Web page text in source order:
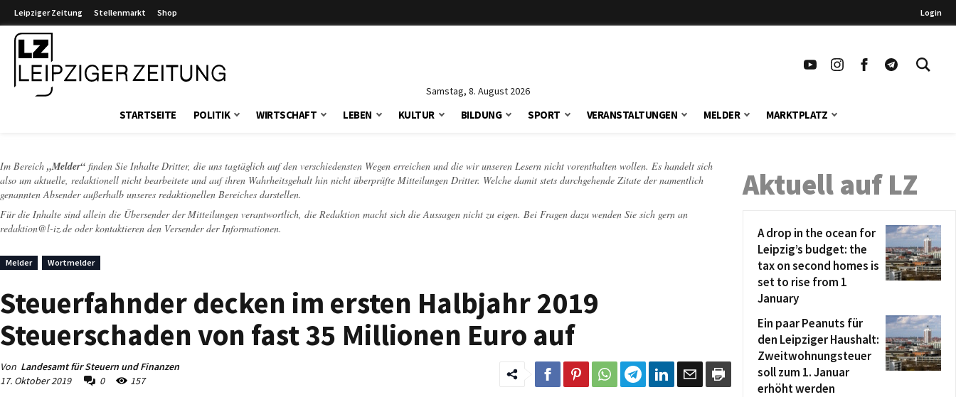
Leipziger Zeitung Stellenmarkt Shop Login
Samstag, 8. August 2026
STARTSEITE POLITIK WIRTSCHAFT LEBEN KULTUR BILDUNG SPORT VERANSTALTUNGEN MELDER MARKTPLATZ
Im Bereich „Melder“ finden Sie Inhalte Dritter, die uns tagtäglich auf den verschiedensten Wegen erreichen und die wir unseren Lesern nicht vorenthalten wollen. Es handelt sich
also um aktuelle, redaktionell nicht bearbeitete und auf ihren Wahrheitsgehalt hin nicht überprüfte Mitteilungen Dritter. Welche damit stets durchgehende Zitate der namentlich
genannten Absender außerhalb unseres redaktionellen Bereiches darstellen.
Für die Inhalte sind allein die Übersender der Mitteilungen verantwortlich, die Redaktion macht sich die Aussagen nicht zu eigen. Bei Fragen dazu wenden Sie sich gern an
redaktion@l-iz.de oder kontaktieren den Versender der Informationen.
Melder Wortmelder
Steuerfahnder decken im ersten Halbjahr 2019
Steuerschaden von fast 35 Millionen Euro auf
Von Landesamt für Steuern und Finanzen
17. Oktober 2019
0 157
Aktuell auf LZ
A drop in the ocean for
Leipzig’s budget: the
tax on second homes is
set to rise from 1
January
Ein paar Peanuts für
den Leipziger Haushalt:
Zweitwohnungsteuer
soll zum 1. Januar
erhöht werden